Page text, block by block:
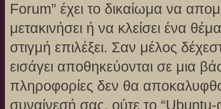
Forum” έχει το δικαίωμα να
μετακινήσει ή να κλείσει ένα
στιγμή επιλέξει. Σαν μέλος
εισάγει αποθηκεύονται σε μια
πληροφορίες δεν θα
συναίνεσή σας, ούτε το